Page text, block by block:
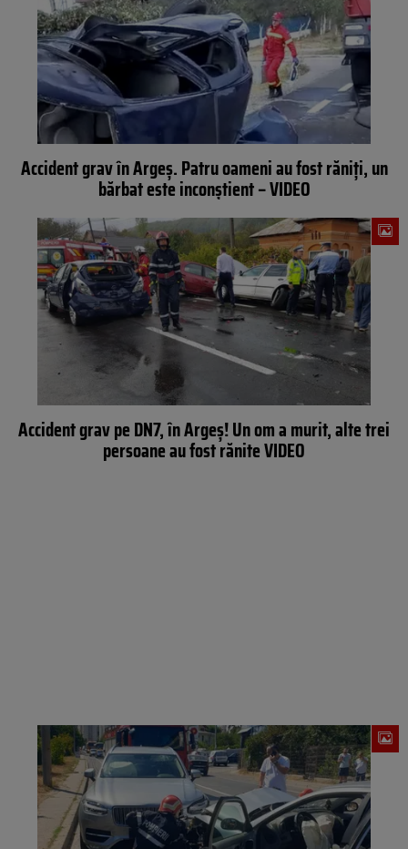
Accident grav în Argeș. Patru oameni au fost răniți, un
bărbat este inconștient – VIDEO
Accident grav pe DN7, în Argeș! Un om a murit, alte trei
persoane au fost rănite VIDEO